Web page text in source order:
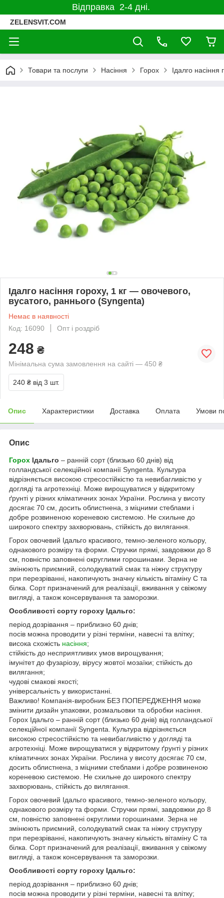
Відправка 2-4 дні.
ZELENSVIT.COM
Товари та послуги Насіння Горох Ідалго
Ідалго насіння гороху, 1 кг — овочевого,
вусатого, раннього (Syngenta)
Немає в наявності
Код: 16090
Опт і роздріб
248 ₴
Мінімальна сума замовлення на сайті — 450 ₴
240 ₴ від 3 шт.
Опис Характеристики Доставка Оплата Умови
Опис
Горох Ідальго – ранній сорт (близько 60 днів) від
голландської селекційної компанії Syngenta. Культура
відрізняється високою стресостійкістю та невибагливістю у
догляді та агротехніці. Може вирощуватися у відкритому
ґрунті у різних кліматичних зонах України. Рослина у висоту
досягає 70 см, досить облистнена, з міцними стеблами і
добре розвиненою кореневою системою. Не схильне до
широкого спектру захворювань, стійкість до вилягання.
Горох овочевий Ідальго красивого, темно-зеленого кольору,
однакового розміру та форми. Стручки прямі, завдовжки до 8
см, повністю заповнені округлими горошинами. Зерна не
змінюють приємний, солодкуватий смак та ніжну структуру
при перезріванні, накопичують значну кількість вітаміну С та
білка. Сорт призначений для реалізації, вживання у свіжому
вигляді, а також консервування та заморозки.
Особливості сорту гороху Ідальго:
період дозрівання – приблизно 60 днів;
посів можна проводити у різні терміни, навесні та влітку;
висока схожість насіння;
стійкість до несприятливих умов вирощування;
імунітет до фузаріозу, вірусу жовтої мозаїки; стійкість до
вилягання;
чудові смакові якості;
універсальність у використанні.
Важливо! Компанія-виробник БЕЗ ПОПЕРЕДЖЕННЯ може
змінити дизайн упаковки, розмальовки та обробки насіння.
Горох Ідальго – ранній сорт (близько 60 днів) від голландської
селекційної компанії Syngenta. Культура відрізняється
високою стресостійкістю та невибагливістю у догляді та
агротехніці. Може вирощуватися у відкритому ґрунті у різних
кліматичних зонах України. Рослина у висоту досягає 70 см,
досить облистнена, з міцними стеблами і добре розвиненою
кореневою системою. Не схильне до широкого спектру
захворювань, стійкість до вилягання.
Горох овочевий Ідальго красивого, темно-зеленого кольору,
однакового розміру та форми. Стручки прямі, завдовжки до 8
см, повністю заповнені округлими горошинами. Зерна не
змінюють приємний, солодкуватий смак та ніжну структуру
при перезріванні, накопичують значну кількість вітаміну С та
білка. Сорт призначений для реалізації, вживання у свіжому
вигляді, а також консервування та заморозки.
Особливості сорту гороху Ідальго:
період дозрівання – приблизно 60 днів;
посів можна проводити у різні терміни, навесні та влітку;